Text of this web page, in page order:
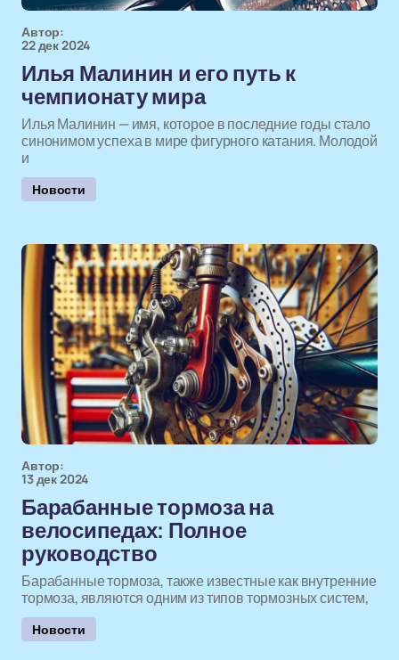
Автор:
22 дек 2024
Илья Малинин и его путь к
чемпионату мира
Илья Малинин — имя, которое в последние годы стало
синонимом успеха в мире фигурного катания. Молодой
и
Новости
Автор:
13 дек 2024
Барабанные тормоза на
велосипедах: Полное
руководство
Барабанные тормоза, также известные как внутренние
тормоза, являются одним из типов тормозных систем,
Новости